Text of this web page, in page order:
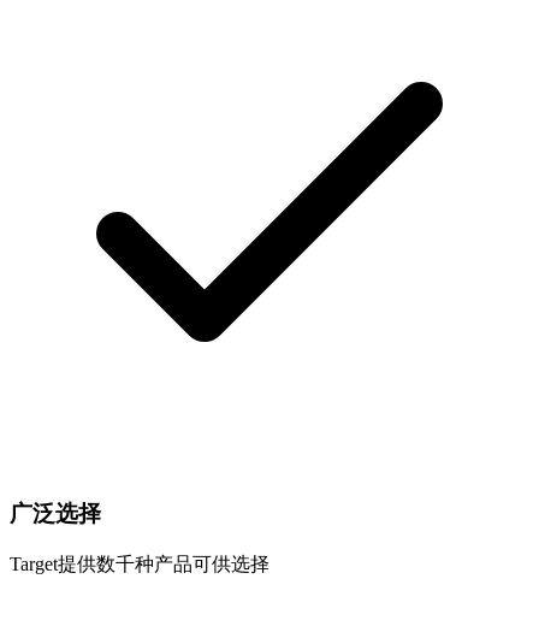
广泛选择
Target提供数千种产品可供选择